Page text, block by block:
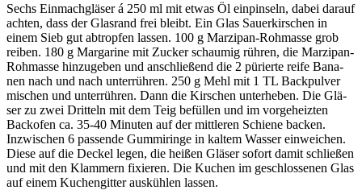
Sechs Einmachgläser á 250 ml mit etwas Öl einpinseln, dabei da­rauf
achten, dass der Glasrand frei bleibt. Ein Glas Sauerkirschen in
einem Sieb gut abtropfen lassen. 100 g Marzipan-Rohmasse grob
reiben. 180 g Margarine mit Zucker schaumig rühren, die Marzipan-
Rohmasse hinzugeben und anschließend die 2 pürierte reife Bana­
nen nach und nach unterrühren. 250 g Mehl mit 1 TL Backpulver
mischen und unterrühren. Dann die Kirschen unterheben. Die Glä­
ser zu zwei Dritteln mit dem Teig befüllen und im vorgeheizten
Back­ofen ca. 35-40 Minuten auf der mittleren Schiene backen.
Inzwi­schen 6 passende Gummiringe in kaltem Wasser einweichen.
Diese auf die Deckel legen, die heißen Gläser sofort damit schließen
und mit den Klammern fixieren. Die Kuchen im geschlossenen Glas
auf einem Kuchengitter ausküh­len lassen.